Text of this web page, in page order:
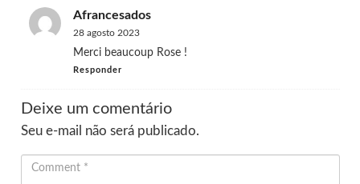
Afrancesados
28 agosto 2023
Merci beaucoup Rose !
Responder
Deixe um comentário
Seu e-mail não será publicado.